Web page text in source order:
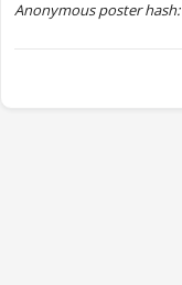
Anonymous poster hash: